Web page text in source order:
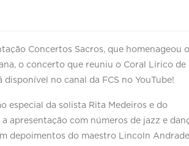
Concertos Sacros, que homenageou o
o concerto que reuniu o Coral Lírico de
no canal da FCS no YouTube!
especial da solista Rita Medeiros e do
apresentação com números de jazz e
depoimentos do maestro Lincoln